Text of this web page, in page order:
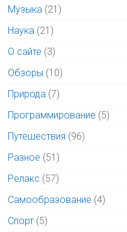
Музыка (21)
Наука (21)
О сайте (3)
Обзоры (10)
Природа (7)
Программирование (5)
Путешествия (96)
Разное (51)
Релакс (57)
Самообразование (4)
Спорт (5)